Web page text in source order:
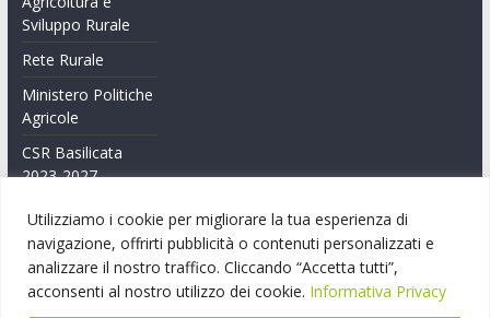
Utilizziamo i cookie per migliorare la tua esperienza di
navigazione, offrirti pubblicità o contenuti personalizzati e
analizzare il nostro traffico. Cliccando “Accetta tutti”,
acconsenti al nostro utilizzo dei cookie. Informativa Privacy
Sviluppo Rurale
Rete Rurale
Ministero Politiche
Agricole
CSR Basilicata
2023-2027
Feasr Basilicata
Feasr Basilicata
2007-2014